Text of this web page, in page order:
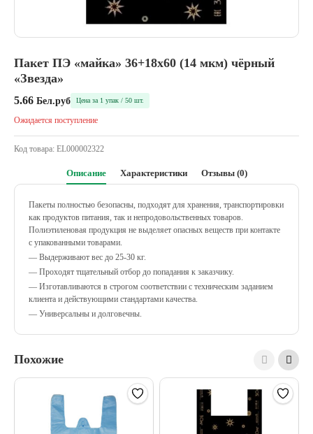
Пакет ПЭ «майка» 36+18х60 (14 мкм) чёрный
«Звезда»
5.66 Бел.руб Цена за 1 упак / 50 шт.
Ожидается поступление
Код товара: EL000002322
Описание Характеристики Отзывы (0)
Пакеты полностью безопасны, подходят для хранения, транспортировки
как продуктов питания, так и непродовольственных товаров.
Полиэтиленовая продукция не выделяет опасных веществ при контакте
с упакованными товарами.
— Выдерживают вес до 25-30 кг.
— Проходят тщательный отбор до попадания к заказчику.
— Изготавливаются в строгом соответствии с техническим заданием
клиента и действующими стандартами качества.
— Универсальны и долговечны.
Похожие